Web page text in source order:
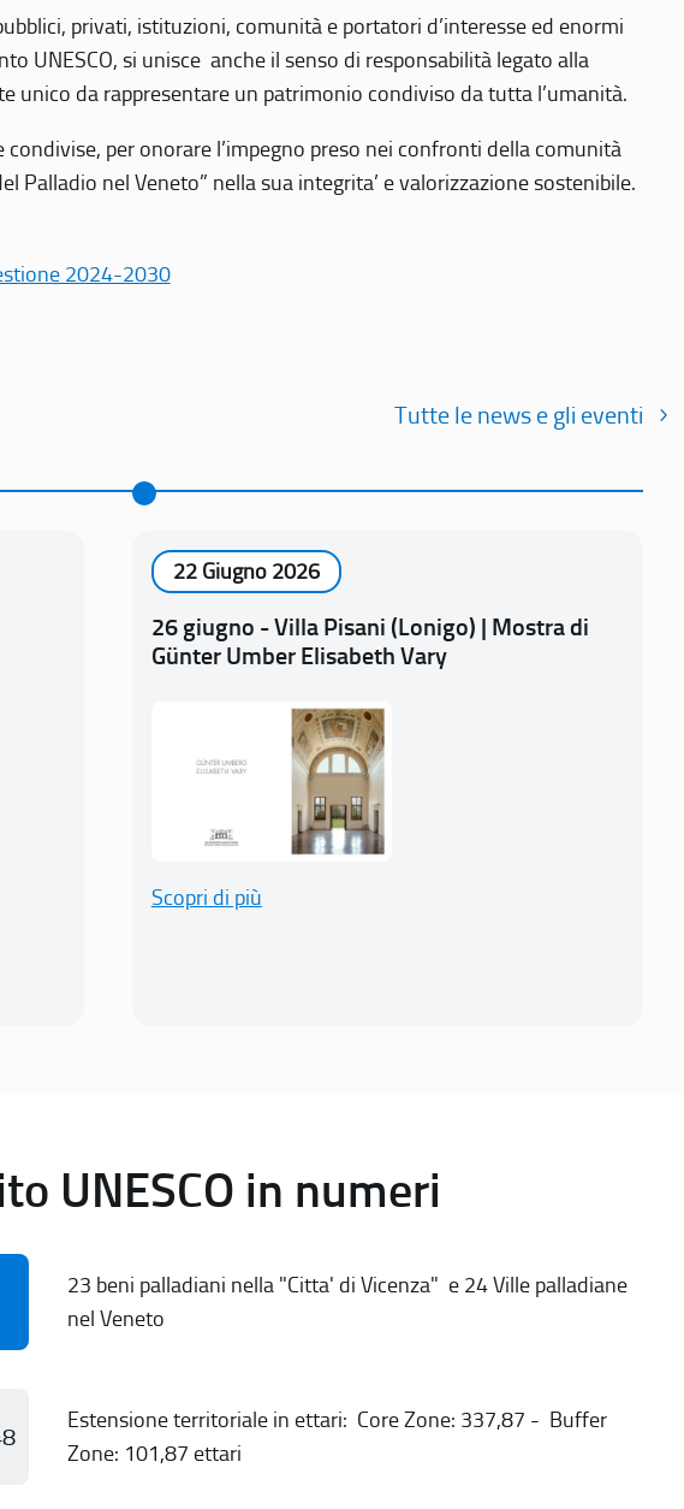
privati, istituzioni, comunità e portatori d’interesse ed enormi
UNESCO, si unisce anche il senso di responsabilità legato alla
da rappresentare un patrimonio condiviso da tutta l’umanità.
per onorare l’impegno preso nei confronti della comunità
Palladio nel Veneto” nella sua integrita’ e valorizzazione sostenibile.
2024-2030
Tutte le news e gli eventi
22 Giugno 2026
26 giugno - Villa Pisani (Lonigo) | Mostra di
Günter Umber Elisabeth Vary
Scopri di più
UNESCO in numeri
23 beni palladiani nella "Citta' di Vicenza" e 24 Ville palladiane
nel Veneto
Estensione territoriale in ettari: Core Zone: 337,87 - Buffer
Zone: 101,87 ettari